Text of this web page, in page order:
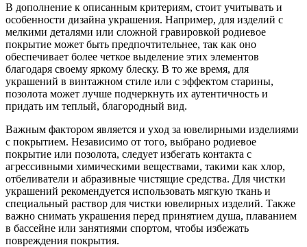
В дополнение к описанным критериям, стоит учитывать и
особенности дизайна украшения. Например, для изделий с
мелкими деталями или сложной гравировкой родиевое
покрытие может быть предпочтительнее, так как оно
обеспечивает более четкое выделение этих элементов
благодаря своему яркому блеску. В то же время, для
украшений в винтажном стиле или с эффектом старины,
позолота может лучше подчеркнуть их аутентичность и
придать им теплый, благородный вид.
Важным фактором является и уход за ювелирными изделиями
с покрытием. Независимо от того, выбрано родиевое
покрытие или позолота, следует избегать контакта с
агрессивными химическими веществами, такими как хлор,
отбеливатели и абразивные чистящие средства. Для чистки
украшений рекомендуется использовать мягкую ткань и
специальный раствор для чистки ювелирных изделий. Также
важно снимать украшения перед принятием душа, плаванием
в бассейне или занятиями спортом, чтобы избежать
повреждения покрытия.